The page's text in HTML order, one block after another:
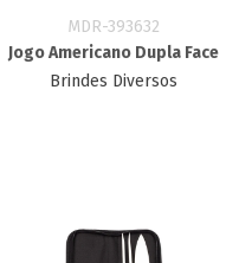
MDR-393632
Jogo Americano Dupla Face
Brindes Diversos